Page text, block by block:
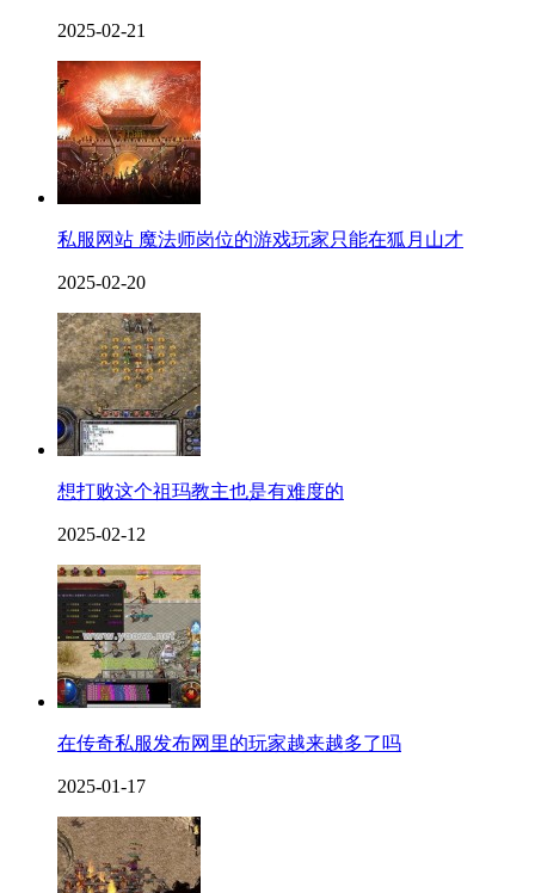
2025-02-21
私服网站 魔法师岗位的游戏玩家只能在狐月山才
2025-02-20
想打败这个祖玛教主也是有难度的
2025-02-12
在传奇私服发布网里的玩家越来越多了吗
2025-01-17